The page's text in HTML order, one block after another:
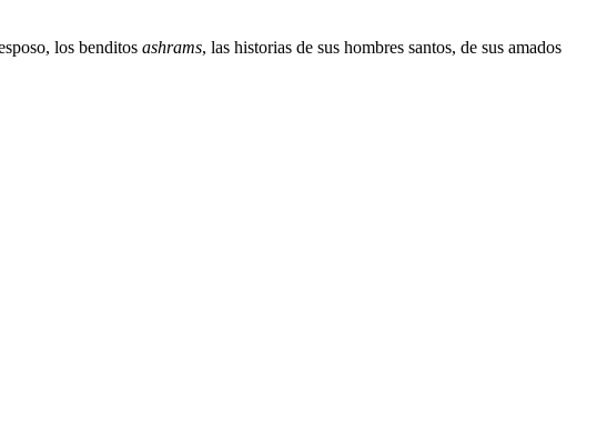
los benditos ashrams, las historias de sus hombres santos, de sus amados